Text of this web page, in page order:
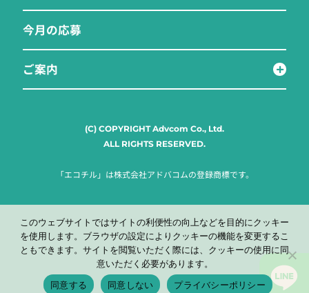
今月の応募
ご案内
(C) COPYRIGHT Advcom Co., Ltd.
ALL RIGHTS RESERVED.
「エコチル」は株式会社アドバコムの登録商標です。
このウェブサイトではサイトの利便性の向上などを目的にクッキー
を使用します。ブラウザの設定によりクッキーの機能を変更するこ
ともできます。サイトを閲覧いただく際には、クッキーの使用に同
意いただく必要があります。
同意する
同意しない プライバシーポリシー